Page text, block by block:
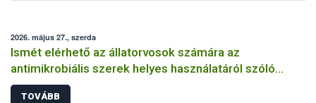
2026. május 27., szerda
Ismét elérhető az állatorvosok számára az
antimikrobiális szerek helyes használatáról szóló
képzés
TOVÁBB